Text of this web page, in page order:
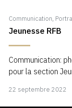
Communication,
Jeunesse RFB
Communication:
pour la section
22 septembre 2022